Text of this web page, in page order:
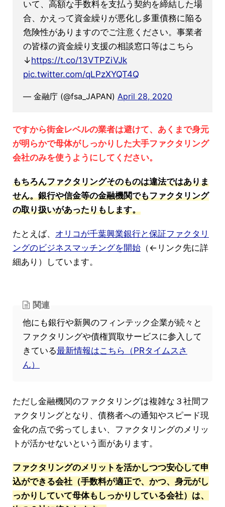
いて、高額な手数料を支払う契約を締結した場
合、かえって資金繰りが悪化し多重債務に陥る
危険性がありますのでご注意ください。事業者
の皆様の資金繰り支援の相談窓口等はこちら
↓https://t.co/13VTPZiVJk
pic.twitter.com/qLPzXYQT4Q
— 金融庁 (@fsa_JAPAN) April 28, 2020
ですから街金レベルの業者は避けて、あくまで身元
が明らかで母体がしっかりした大手ファクタリング
会社のみを使うようにしてください。
もちろんファクタリングそのものは違法ではありま
せん。銀行や信金等の金融機関でもファクタリング
の取り扱いがあったりもします。
たとえば、 オリコが千葉興業銀行と保証ファクタリ
ングのビジネスマッチングを開始 （←リンク先に詳
細あり）しています。
関連
他にも銀行や新興のフィンテック企業が続々と
ファクタリングや債権買取サービスに参入して
きている最新情報はこちら（PRタイムスさ
ん）
ただし金融機関のファクタリングは複雑な３社間フ
ァクタリングとなり、債務者への通知やスピード現
金化の点で劣ってしまい、ファクタリングのメリッ
トが活かせないという面があります。
ファクタリングのメリットを活かしつつ安心して申
込ができる会社（手数料が適正で、かつ、身元がし
っかりしていて母体もしっかりしている会社）は、